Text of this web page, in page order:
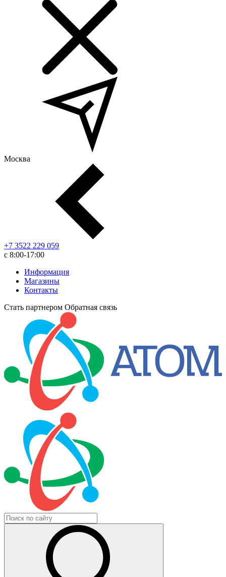
Москва
+7 3522 229 059
с 8:00-17:00
Информация
Магазины
Контакты
Стать партнером Обратная связь